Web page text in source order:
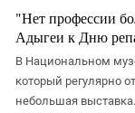
"Нет профессии
Адыгеи к Дню
В Национальном
который регулярно
небольшая